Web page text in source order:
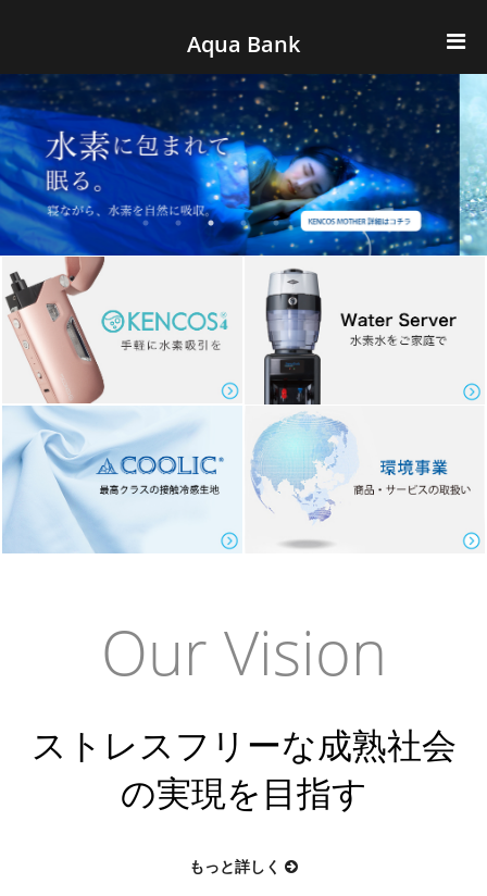
Aqua Bank
TOP
KENCOS・eye-cos
Water Server
COOLIC
環境事業
Our Vision
ストレスフリーな成熟社会
の実現を目指す
もっと詳しく